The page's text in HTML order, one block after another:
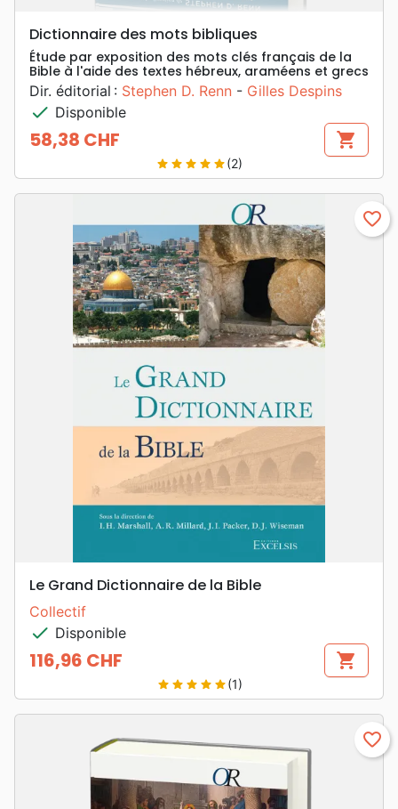
Dictionnaire des mots bibliques
Étude par exposition des mots clés français de la
Bible à l'aide des textes hébreux, araméens et grecs
Dir. éditorial : Stephen D. Renn - Gilles Despins
check Disponible
Prix
58,38 CHF shopping_cart
star star star star star(2)
favorite_border
Le Grand Dictionnaire de la Bible
Collectif
check Disponible
Prix
116,96 CHF shopping_cart
star star star star star(1)
favorite_border